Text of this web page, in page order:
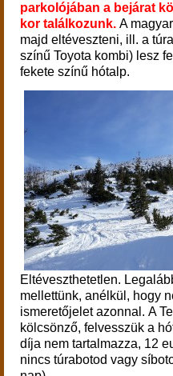
parkolójában a bejárat
kor találkozunk. A
majd eltéveszteni, ill. a
színű Toyota kombi) lesz
fekete színű hótalp.
Eltéveszthetetlen.
mellettünk, anélkül, hogy
ismeretőjelet azonnal. A
kölcsönző, felvesszük a
díja nem tartalmazza, 12
nincs túrabotod vagy